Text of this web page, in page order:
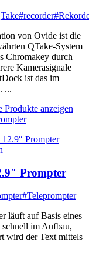
#recorder
von Ovide ist die
QTake-System
Chromakey durch
Kamerasignale
ist das im
...
Produkte anzeigen
Prompter
#Teleprompter
läuft auf Basis eines
im Aufbau,
wird der Text mittels